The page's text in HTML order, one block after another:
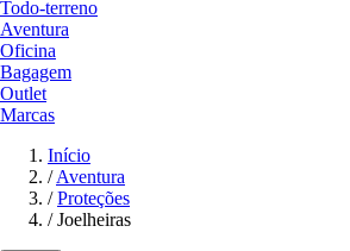
Todo-terreno
Aventura
Oficina
Bagagem
Outlet
Marcas
Início
/ Aventura
/ Proteções
/ Joelheiras